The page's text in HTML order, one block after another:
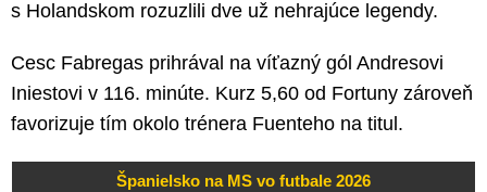
s Holandskom rozuzlili dve už nehrajúce legendy.
Cesc Fabregas prihrával na víťazný gól Andresovi
Iniestovi v 116. minúte. Kurz 5,60 od Fortuny zároveň
favorizuje tím okolo trénera Fuenteho na titul.
Španielsko na MS vo futbale 2026